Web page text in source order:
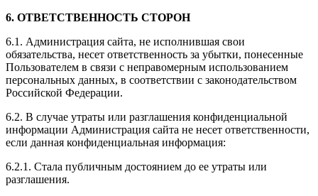
6. ОТВЕТСТВЕННОСТЬ СТОРОН
6.1. Администрация сайта, не исполнившая свои
обязательства, несет ответственность за убытки, понесенные
Пользователем в связи с неправомерным использованием
персональных данных, в соответствии с законодательством
Российской Федерации.
6.2. В случае утраты или разглашения конфиденциальной
информации Администрация сайта не несет ответственности,
если данная конфиденциальная информация:
6.2.1. Стала публичным достоянием до ее утраты или
разглашения.